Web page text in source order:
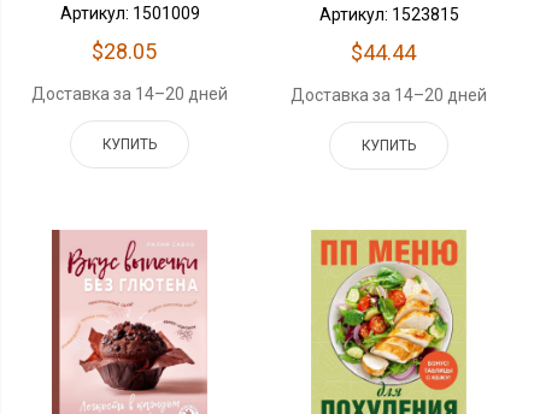
Артикул: 1501009
$28.05
Доставка за 14–20 дней
КУПИТЬ
Артикул: 1523815
$44.44
Доставка за 14–20 дней
КУПИТЬ